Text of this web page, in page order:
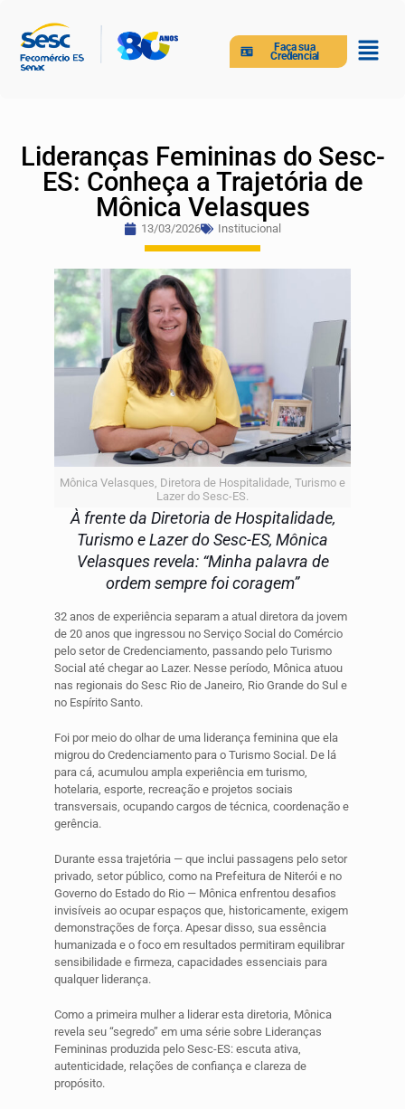
Faça sua
Credencial
Lideranças Femininas do Sesc-
ES: Conheça a Trajetória de
Mônica Velasques
13/03/2026 Institucional
Mônica Velasques, Diretora de Hospitalidade, Turismo e
Lazer do Sesc-ES.
À frente da Diretoria de Hospitalidade,
Turismo e Lazer do Sesc-ES, Mônica
Velasques revela: “Minha palavra de
ordem sempre foi coragem”
32 anos de experiência separam a atual diretora da jovem
de 20 anos que ingressou no Serviço Social do Comércio
pelo setor de Credenciamento, passando pelo Turismo
Social até chegar ao Lazer. Nesse período, Mônica atuou
nas regionais do Sesc Rio de Janeiro, Rio Grande do Sul e
no Espírito Santo.
Foi por meio do olhar de uma liderança feminina que ela
migrou do Credenciamento para o Turismo Social. De lá
para cá, acumulou ampla experiência em turismo,
hotelaria, esporte, recreação e projetos sociais
transversais, ocupando cargos de técnica, coordenação e
gerência.
Durante essa trajetória — que inclui passagens pelo setor
privado, setor público, como na Prefeitura de Niterói e no
Governo do Estado do Rio — Mônica enfrentou desafios
invisíveis ao ocupar espaços que, historicamente, exigem
demonstrações de força. Apesar disso, sua essência
humanizada e o foco em resultados permitiram equilibrar
sensibilidade e firmeza, capacidades essenciais para
qualquer liderança.
Como a primeira mulher a liderar esta diretoria, Mônica
revela seu “segredo” em uma série sobre Lideranças
Femininas produzida pelo Sesc-ES: escuta ativa,
autenticidade, relações de confiança e clareza de
propósito.